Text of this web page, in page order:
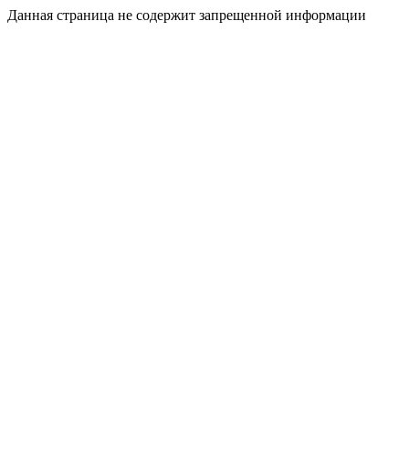
Данная страница не содержит запрещенной информации